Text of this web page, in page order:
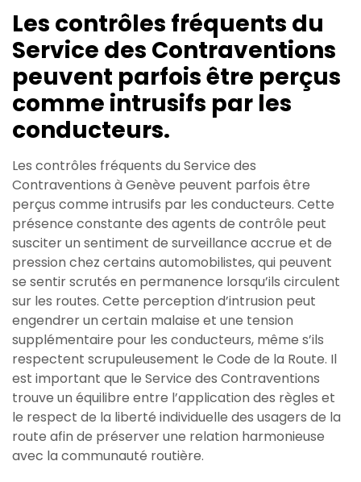
Les contrôles fréquents du
Service des Contraventions
peuvent parfois être perçus
comme intrusifs par les
conducteurs.
Les contrôles fréquents du Service des
Contraventions à Genève peuvent parfois être
perçus comme intrusifs par les conducteurs. Cette
présence constante des agents de contrôle peut
susciter un sentiment de surveillance accrue et de
pression chez certains automobilistes, qui peuvent
se sentir scrutés en permanence lorsqu’ils circulent
sur les routes. Cette perception d’intrusion peut
engendrer un certain malaise et une tension
supplémentaire pour les conducteurs, même s’ils
respectent scrupuleusement le Code de la Route. Il
est important que le Service des Contraventions
trouve un équilibre entre l’application des règles et
le respect de la liberté individuelle des usagers de la
route afin de préserver une relation harmonieuse
avec la communauté routière.